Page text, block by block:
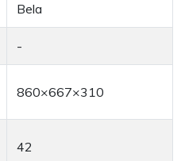
Bela
-
860×667×310
42